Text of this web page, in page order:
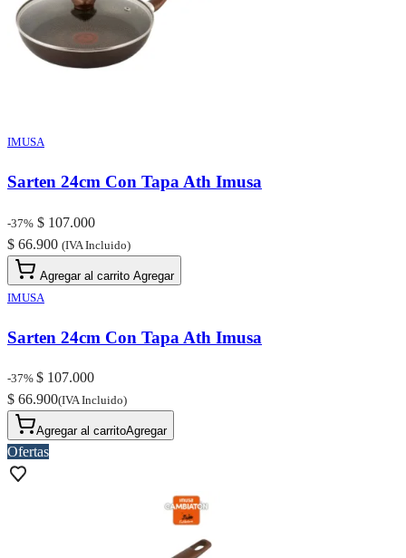
IMUSA
Sarten 24cm Con Tapa Ath Imusa
-37% $ 107.000
$ 66.900 (IVA Incluido)
Agregar al carrito Agregar
IMUSA
Sarten 24cm Con Tapa Ath Imusa
-37% $ 107.000
$ 66.900(IVA Incluido)
Agregar al carritoAgregar
Ofertas